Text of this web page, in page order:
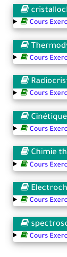
Cours
Cours
Cours
Cours
Chimie
Cours
Cours
Cours